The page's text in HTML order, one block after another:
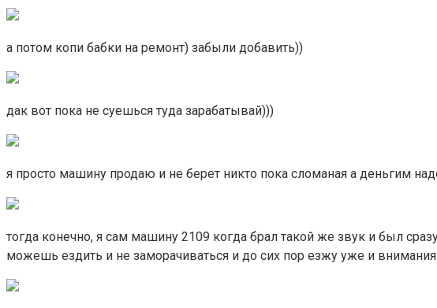
а потом копи бабки на ремонт) забыли добавить))
дак вот пока не суешься туда зарабатывай)))
я просто машину продаю и не берет никто пока сломаная а деньгим
тогда конечно, я сам машину 2109 когда брал такой же звук и был
можешь ездить и не заморачиваться и до сих пор езжу уже и